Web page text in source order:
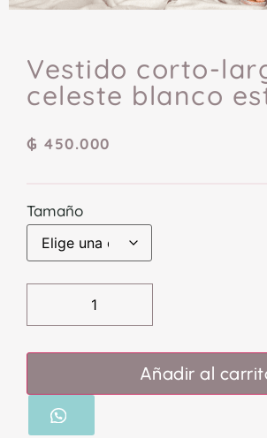
Vestido corto-
celeste blanco
₲ 450.000
Tamaño
Añadir al